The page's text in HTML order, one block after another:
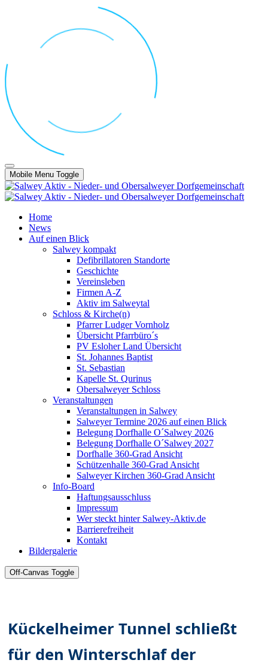
Mobile Menu Toggle
Home
News
Auf einen Blick
Salwey kompakt
Defibrillatoren Standorte
Geschichte
Vereinsleben
Firmen A-Z
Aktiv im Salweytal
Schloss & Kirche(n)
Pfarrer Ludger Vornholz
Übersicht Pfarrbüro´s
PV Esloher Land Übersicht
St. Johannes Baptist
St. Sebastian
Kapelle St. Qurinus
Obersalweyer Schloss
Veranstaltungen
Veranstaltungen in Salwey
Salweyer Termine 2026 auf einen Blick
Belegung Dorfhalle O´Salwey 2026
Belegung Dorfhalle O´Salwey 2027
Dorfhalle 360-Grad Ansicht
Schützenhalle 360-Grad Ansicht
Salweyer Kirchen 360-Grad Ansicht
Info-Board
Haftungsausschluss
Impressum
Wer steckt hinter Salwey-Aktiv.de
Barrierefreiheit
Kontakt
Bildergalerie
Off-Canvas Toggle
Kückelheimer Tunnel schließt
für den Winterschlaf der